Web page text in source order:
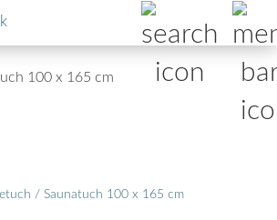
100 x 165 cm